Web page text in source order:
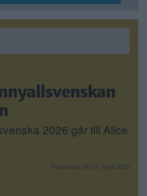
2026 går till Alice
Publicerad 08:17, 9 juli 2026